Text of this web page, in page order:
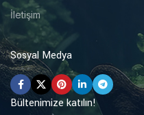
İletişim
Sosyal Medya
Bültenimize katılın!